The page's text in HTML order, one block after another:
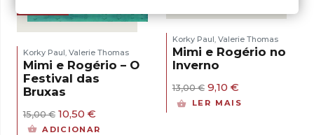
Korky Paul Valerie Thomas
Mimi e Rogério – O
Festival das
Bruxas
15,00€ O
preço
10,50 €
preço
ADICIONAR
Korky Paul Valerie Thomas
Mimi e Rogério no
Inverno
13,00€ O
preço
9,10 €O
preço
LER MAIS